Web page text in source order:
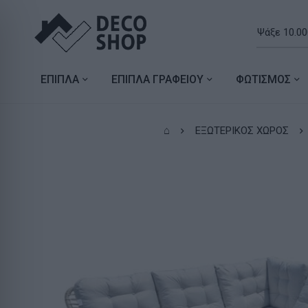
ΕΠΙΠΛΑ ΕΠΙΠΛΑ ΓΡΑΦΕΙΟΥ ΦΩΤΙΣΜΟΣ
⌂ ΕΞΩΤΕΡΙΚΟΣ ΧΩΡΟΣ